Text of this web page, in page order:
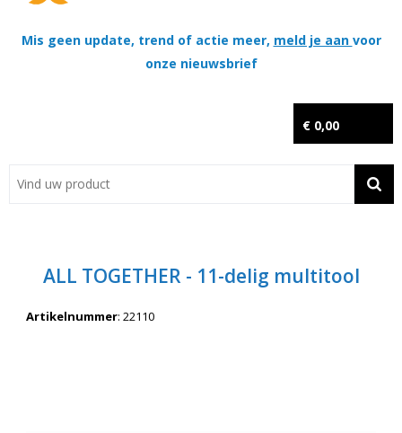
Mis geen update, trend of actie meer, meld je aan voor
onze nieuwsbrief
€ 0,00
Contact
Wil je snel een advies? Bel nu 053-7920045 of 06-55731304
ALL TOGETHER - 11-delig multitool
Artikelnummer: 22110